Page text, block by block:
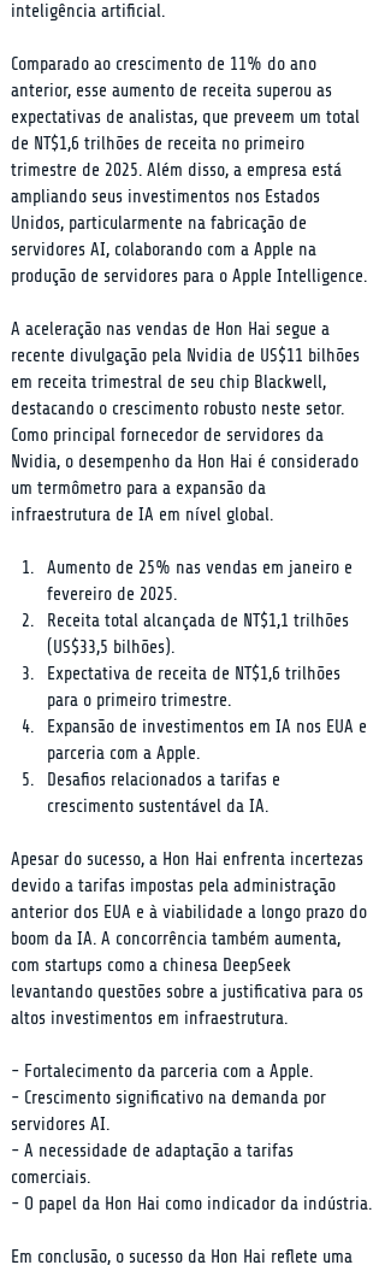
inteligência artificial.
Comparado ao crescimento de 11% do ano
anterior, esse aumento de receita superou as
expectativas de analistas, que preveem um total
de NT$1,6 trilhões de receita no primeiro
trimestre de 2025. Além disso, a empresa está
ampliando seus investimentos nos Estados
Unidos, particularmente na fabricação de
servidores AI, colaborando com a Apple na
produção de servidores para o Apple Intelligence.
A aceleração nas vendas de Hon Hai segue a
recente divulgação pela Nvidia de US$11 bilhões
em receita trimestral de seu chip Blackwell,
destacando o crescimento robusto neste setor.
Como principal fornecedor de servidores da
Nvidia, o desempenho da Hon Hai é considerado
um termômetro para a expansão da
infraestrutura de IA em nível global.
Aumento de 25% nas vendas em janeiro e
fevereiro de 2025.
Receita total alcançada de NT$1,1 trilhões
(US$33,5 bilhões).
Expectativa de receita de NT$1,6 trilhões
para o primeiro trimestre.
Expansão de investimentos em IA nos EUA e
parceria com a Apple.
Desafios relacionados a tarifas e
crescimento sustentável da IA.
Apesar do sucesso, a Hon Hai enfrenta incertezas
devido a tarifas impostas pela administração
anterior dos EUA e à viabilidade a longo prazo do
boom da IA. A concorrência também aumenta,
com startups como a chinesa DeepSeek
levantando questões sobre a justificativa para os
altos investimentos em infraestrutura.
- Fortalecimento da parceria com a Apple.
- Crescimento significativo na demanda por
servidores AI.
- A necessidade de adaptação a tarifas
comerciais.
- O papel da Hon Hai como indicador da indústria.
Em conclusão, o sucesso da Hon Hai reflete uma